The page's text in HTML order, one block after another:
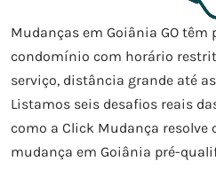
Mudanças em Goiânia GO têm
condomínio com horário
serviço, distância grande até
Listamos seis desafios reais
como a Click Mudança resolve
mudança em Goiânia pré-